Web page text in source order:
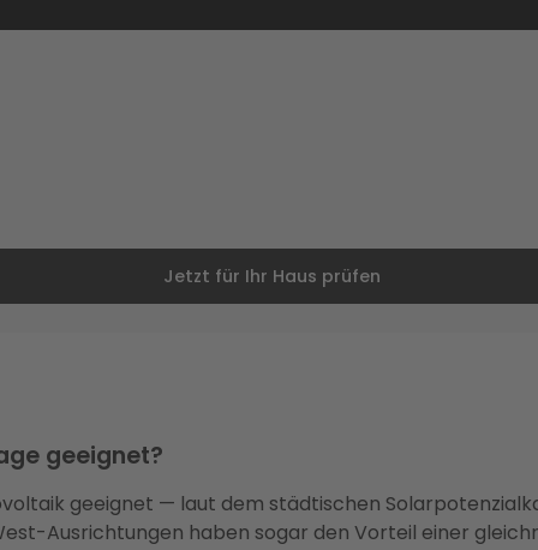
Jetzt für Ihr Haus prüfen
geeignet?
geeignet — laut dem städtischen
Ausrichtungen haben sogar den Vorteil einer